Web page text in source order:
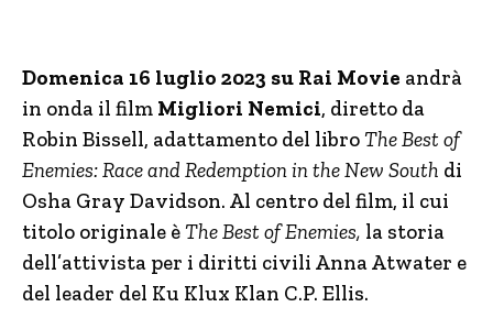
Domenica 16 luglio 2023 su Rai Movie andrà
in onda il film Migliori Nemici, diretto da
Robin Bissell, adattamento del libroThe Best of
Enemies: Race and Redemption in the New South di
Osha Gray Davidson. Al centro del film, il cui
titolo originale èThe Best of Enemies, la storia
dell’attivista per i diritti civili Anna Atwater e
del leader del Ku Klux Klan C.P. Ellis.